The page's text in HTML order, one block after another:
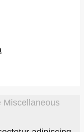
Miscellaneous